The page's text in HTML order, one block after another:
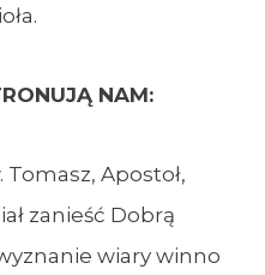
NAM:
Tomasz, Apostoł,
zanieść Dobrą
wiary winno